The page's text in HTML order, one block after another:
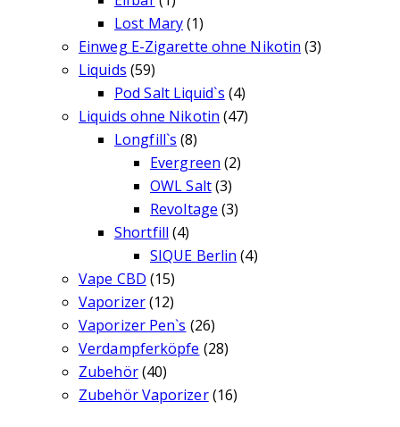
Lost Mary(1)
Einweg E-Zigarette ohne Nikotin (3)
Liquids (59)
Pod Salt Liquid`s (4)
Liquids ohne Nikotin (47)
Longfill`s (8)
Evergreen (2)
OWL Salt(3)
Revoltage (3)
Shortfill (4)
SIQUE Berlin (4)
Vape CBD (15)
Vaporizer(12)
Vaporizer Pen`s (26)
Verdampferköpfe (28)
Zubehör(40)
Zubehör Vaporizer(16)